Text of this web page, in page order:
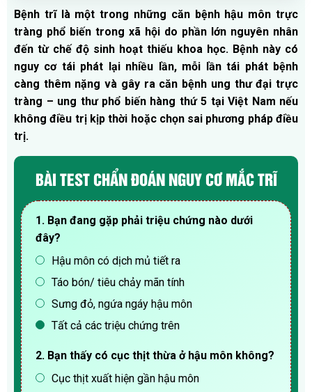
Bệnh trĩ là một trong những căn bệnh hậu môn trực
tràng phổ biến trong xã hội do phần lớn nguyên nhân
đến từ chế độ sinh hoạt thiếu khoa học. Bệnh này có
nguy cơ tái phát lại nhiều lần, mỗi lần tái phát bệnh
càng thêm nặng và gây ra căn bệnh ung thư đại trực
tràng – ung thư phổ biến hàng thứ 5 tại Việt Nam nếu
không điều trị kịp thời hoặc chọn sai phương pháp điều
trị.
BÀI TEST CHẨN ĐOÁN NGUY CƠ MẮC TRĨ
1. Bạn đang gặp phải triệu chứng nào dưới
đây?
Hậu môn có dịch mủ tiết ra
Táo bón/ tiêu chảy mãn tính
Sưng đỏ, ngứa ngáy hậu môn
Tất cả các triệu chứng trên
2. Bạn thấy có cục thịt thừa ở hậu môn không?
Cục thịt xuất hiện gần hậu môn